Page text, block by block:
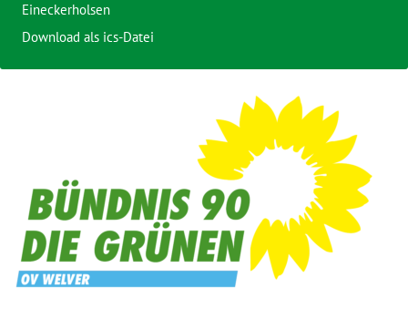
Eineckerholsen
Download als ics-Datei